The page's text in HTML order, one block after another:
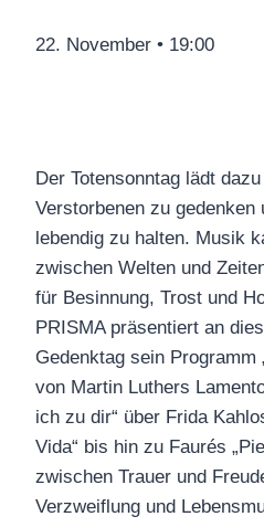
22. November • 19:00
Der Totensonntag lädt
Verstorbenen zu gedenken
lebendig zu halten. Musik
zwischen Welten und
für Besinnung, Trost und
PRISMA präsentiert an
Gedenktag sein Programm
von Martin Luthers
ich zu dir“ über Frida
Vida“ bis hin zu Faurés
zwischen Trauer und
Verzweiflung und